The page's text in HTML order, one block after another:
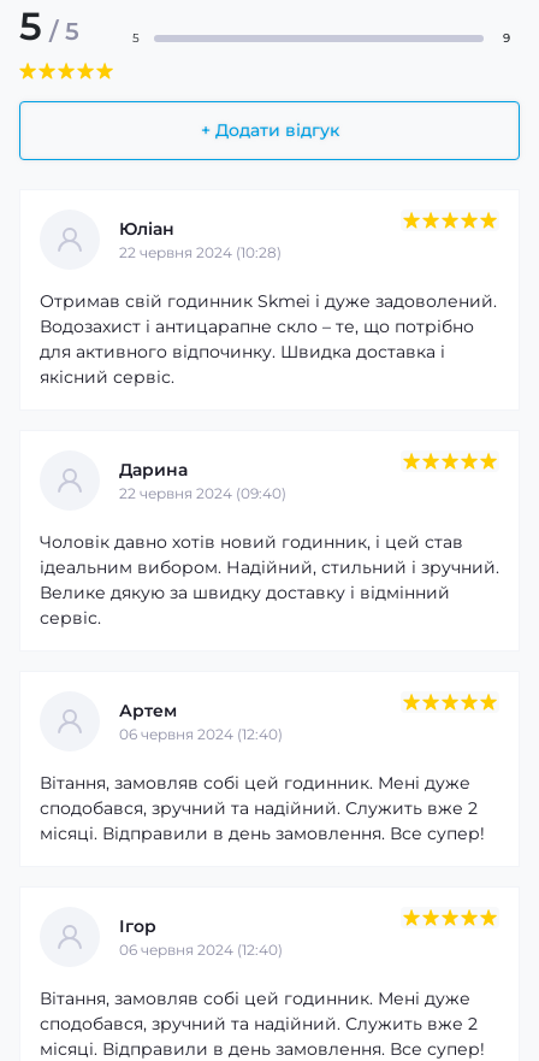
5 / 5
+ Додати відгук
5 9
Юліан
22 червня 2024 (10:28)
Отримав свій годинник Skmei і дуже задоволений.
Водозахист і антицарапне скло – те, що потрібно
для активного відпочинку. Швидка доставка і
якісний сервіс.
Дарина
22 червня 2024 (09:40)
Чоловік давно хотів новий годинник, і цей став
ідеальним вибором. Надійний, стильний і зручний.
Велике дякую за швидку доставку і відмінний
сервіс.
Артем
06 червня 2024 (12:40)
Вітання, замовляв собі цей годинник. Мені дуже
сподобався, зручний та надійний. Служить вже 2
місяці. Відправили в день замовлення. Все супер!
Ігор
06 червня 2024 (12:40)
Вітання, замовляв собі цей годинник. Мені дуже
сподобався, зручний та надійний. Служить вже 2
місяці. Відправили в день замовлення. Все супер!